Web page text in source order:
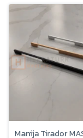
Manija Tirador